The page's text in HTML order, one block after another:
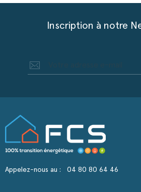
Inscription à notre
Appelez-nous au : 04 80 80 64 46